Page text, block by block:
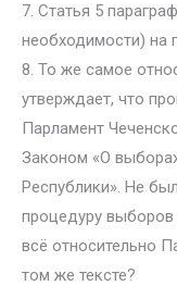
7. Статья 5
необходимости) на
8. То же самое
утверждает, что
Парламент
Законом «О
Республики». Не
процедуру
всё относительно
том же тексте?